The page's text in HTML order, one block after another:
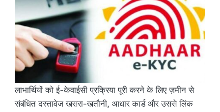
लाभार्थियों को ई-केवाईसी प्रक्रिया पूरी करने के लिए ज़मीन से
संबंधित दस्तावेज खसरा-खतौनी, आधार कार्ड और उससे लिंक